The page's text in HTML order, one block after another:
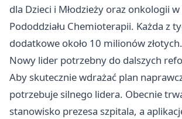
dla Dzieci i Młodzieży oraz onkologii
Pododdziału Chemioterapii. Każda z
dodatkowe około 10 milionów złotych.
Nowy lider potrzebny do dalszych
Aby skutecznie wdrażać plan
potrzebuje silnego lidera. Obecnie
stanowisko prezesa szpitala, a